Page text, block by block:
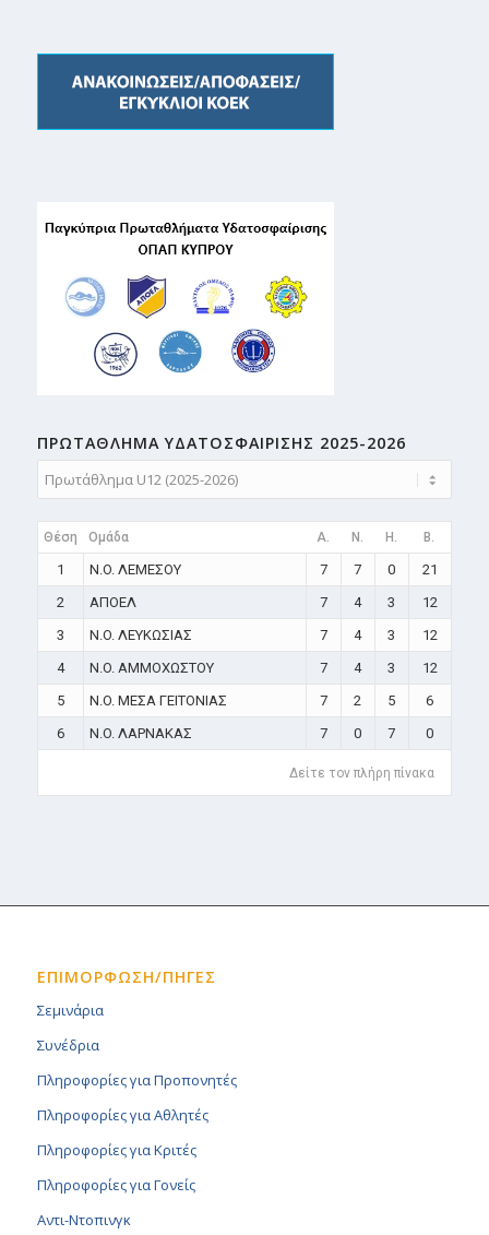
ΠΡΩΤΑΘΛΗMA ΥΔΑΤΟΣΦΑΙΡΙΣΗΣ 2025-2026
Θέση Ομάδα A. N. H. B.
1 N.O. ΛΕΜΕΣΟΥ 7 7 0
21
2
ΑΠΟΕΛ 7 4 3
12
3
N.O. ΛΕΥΚΩΣΙΑΣ 7 4 3
12
4
N.O. ΑΜΜΟΧΩΣΤΟΥ 7 4 3
12
5
N.O. ΜΕΣΑ ΓΕΙΤΟΝΙΑΣ 7 2 5
6
6
N.O. ΛΑΡΝΑΚΑΣ 7 0 7 0
Δείτε τον πλήρη πίνακα
ΕΠΙΜΟΡΦΩΣΗ/ΠΗΓΕΣ
Σεμινάρια
Συνέδρια
Πληροφορίες για Προπονητές
Πληροφορίες για Αθλητές
Πληροφορίες για Κριτές
Πληροφορίες για Γονείς
Αντι-Ντοπινγκ